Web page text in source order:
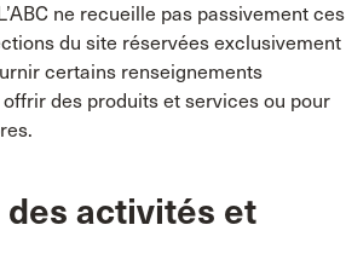
ne recueille pas passivement ces
du site réservées exclusivement
certains renseignements
offrir des produits et services ou pour
des activités et